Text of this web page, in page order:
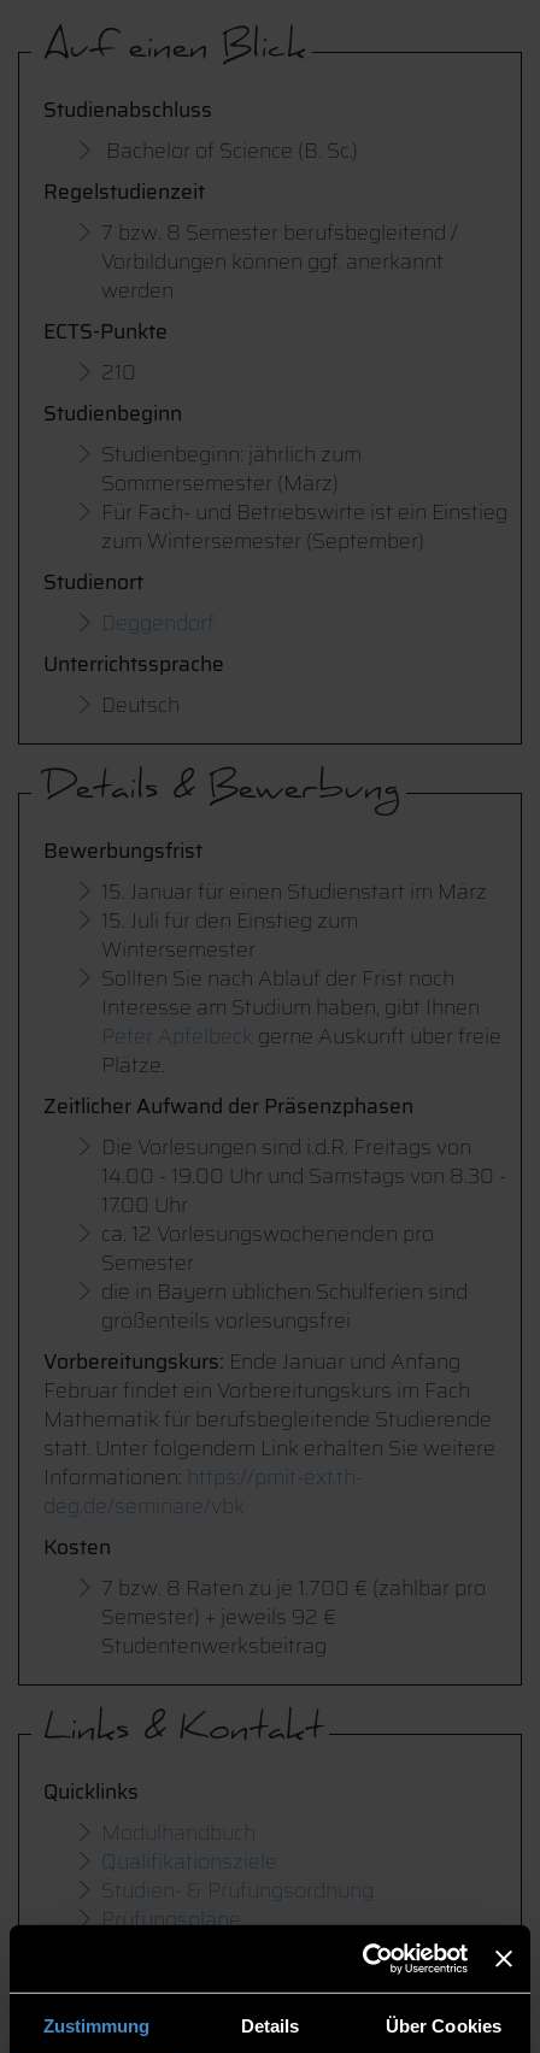
Zustimmung Details Über Cookies
Auf einen Blick
Studienabschluss
Bachelor of Science (B. Sc.)
Regelstudienzeit
7 bzw. 8 Semester berufsbegleitend /
Vorbildungen können ggf. anerkannt
werden
ECTS-Punkte
210
Studienbeginn
Studienbeginn: jährlich zum
Sommersemester (März)
Für Fach- und Betriebswirte ist ein Einstieg
zum Wintersemester (September)
Studienort
Deggendorf
Unterrichtssprache
Deutsch
Details & Bewerbung
Bewerbungsfrist
15. Januar für einen Studienstart im März
15. Juli für den Einstieg zum
Wintersemester
Sollten Sie nach Ablauf der Frist noch
Interesse am Studium haben, gibt Ihnen
Peter Apfelbeck gerne Auskunft über freie
Plätze.
Zeitlicher Aufwand der Präsenzphasen
Die Vorlesungen sind i.d.R. Freitags von
14.00 - 19.00 Uhr und Samstags von 8.30 -
17.00 Uhr
ca. 12 Vorlesungswochenenden pro
Semester
die in Bayern üblichen Schulferien sind
größenteils vorlesungsfrei
Vorbereitungskurs: Ende Januar und Anfang
Februar findet ein Vorbereitungskurs im Fach
Mathematik für berufsbegleitende Studierende
statt. Unter folgendem Link erhalten Sie weitere
Informationen: https://pmit-ext.th-
deg.de/seminare/vbk
Kosten
7 bzw. 8 Raten zu je 1.700 € (zahlbar pro
Semester) + jeweils 92 €
Studentenwerksbeitrag
Links & Kontakt
Quicklinks
Modulhandbuch
Qualifikationsziele
Studien- & Prüfungsordnung
Prüfungspläne
Anträge und Organisatorisches
Informationsveranstaltungen
Neue Termine werden gerade geplant